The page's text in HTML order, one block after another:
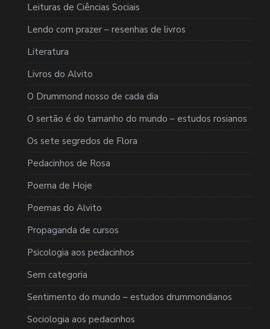
Leituras de Ciências Sociais
Lendo com prazer – resenhas de livros
Literatura
Livros do Alvito
O Drummond nosso de cada dia
O sertão é do tamanho do mundo – estudos rosianos
Os sete segredos de Flora
Pedacinhos de Rosa
Poema de Hoje
Poemas do Alvito
Propaganda de cursos
Psicologia aos pedacinhos
Sem categoria
Sentimento do mundo – estudos drummondianos
Sociologia aos pedacinhos